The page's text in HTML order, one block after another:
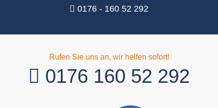
0176 - 160 52 292
Rufen Sie uns an, wir helfen sofort!
0176 160 52 292